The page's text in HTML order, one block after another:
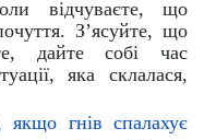
відчуваєте, що
З’ясуйте, що
дайте собі час
яка склалася,
гнів спалахує